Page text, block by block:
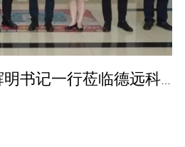
花都区工商联袁辉明书记一行莅临德远科技参观交流! 疫情期间为企业排忧舒…